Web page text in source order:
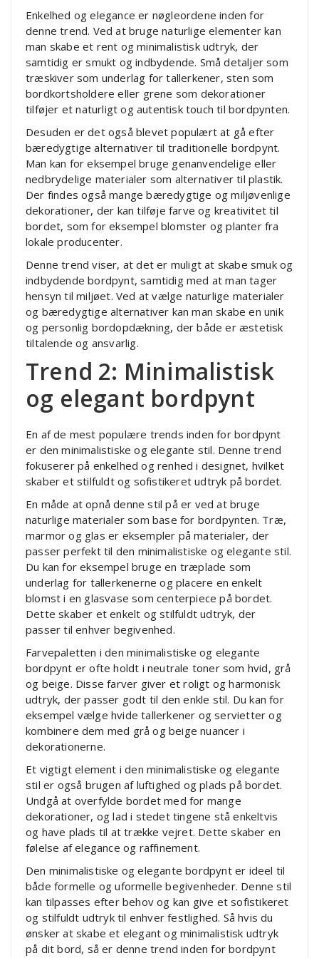
Enkelhed og elegance er nøgleordene inden for
denne trend. Ved at bruge naturlige elementer kan
man skabe et rent og minimalistisk udtryk, der
samtidig er smukt og indbydende. Små detaljer som
træskiver som underlag for tallerkener, sten som
bordkortsholdere eller grene som dekorationer
tilføjer et naturligt og autentisk touch til bordpynten.
Desuden er det også blevet populært at gå efter
bæredygtige alternativer til traditionelle bordpynt.
Man kan for eksempel bruge genanvendelige eller
nedbrydelige materialer som alternativer til plastik.
Der findes også mange bæredygtige og miljøvenlige
dekorationer, der kan tilføje farve og kreativitet til
bordet, som for eksempel blomster og planter fra
lokale producenter.
Denne trend viser, at det er muligt at skabe smuk og
indbydende bordpynt, samtidig med at man tager
hensyn til miljøet. Ved at vælge naturlige materialer
og bæredygtige alternativer kan man skabe en unik
og personlig bordopdækning, der både er æstetisk
tiltalende og ansvarlig.
Trend 2: Minimalistisk
og elegant bordpynt
En af de mest populære trends inden for bordpynt
er den minimalistiske og elegante stil. Denne trend
fokuserer på enkelhed og renhed i designet, hvilket
skaber et stilfuldt og sofistikeret udtryk på bordet.
En måde at opnå denne stil på er ved at bruge
naturlige materialer som base for bordpynten. Træ,
marmor og glas er eksempler på materialer, der
passer perfekt til den minimalistiske og elegante stil.
Du kan for eksempel bruge en træplade som
underlag for tallerkenerne og placere en enkelt
blomst i en glasvase som centerpiece på bordet.
Dette skaber et enkelt og stilfuldt udtryk, der
passer til enhver begivenhed.
Farvepaletten i den minimalistiske og elegante
bordpynt er ofte holdt i neutrale toner som hvid, grå
og beige. Disse farver giver et roligt og harmonisk
udtryk, der passer godt til den enkle stil. Du kan for
eksempel vælge hvide tallerkener og servietter og
kombinere dem med grå og beige nuancer i
dekorationerne.
Et vigtigt element i den minimalistiske og elegante
stil er også brugen af luftighed og plads på bordet.
Undgå at overfylde bordet med for mange
dekorationer, og lad i stedet tingene stå enkeltvis
og have plads til at trække vejret. Dette skaber en
følelse af elegance og raffinement.
Den minimalistiske og elegante bordpynt er ideel til
både formelle og uformelle begivenheder. Denne stil
kan tilpasses efter behov og kan give et sofistikeret
og stilfuldt udtryk til enhver festlighed. Så hvis du
ønsker at skabe et elegant og minimalistisk udtryk
på dit bord, så er denne trend inden for bordpynt